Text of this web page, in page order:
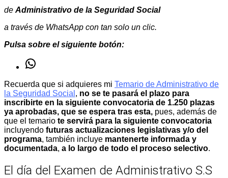
de Administrativo de la Seguridad Social
a través de WhatsApp con tan solo un clic.
Pulsa sobre el siguiente botón:
Recuerda que si adquieres mi Temario de Administrativo de
la Seguridad Social , no se te pasará el plazo para
inscribirte en la siguiente convocatoria de 1.250 plazas
ya aprobadas, que se espera tras esta, pues, además de
que el temario te servirá para la siguiente convocatoria
incluyendo futuras actualizaciones legislativas y/o del
programa, también incluye mantenerte informada y
documentada, a lo largo de todo el proceso selectivo.
El día del Examen de Administrativo S.S